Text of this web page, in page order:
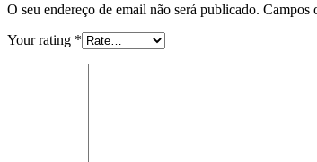
O seu endereço de email não será publicado. Campos
Your rating *